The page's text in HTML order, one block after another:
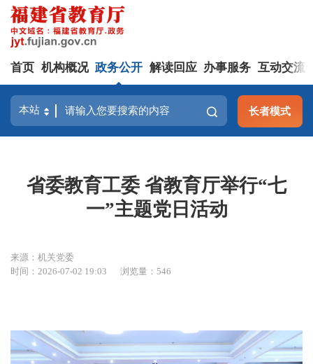
首页 机构概况 政务公开 解读回应 办事服务 互动交流
长者模式
省委教育工委 省教育厅举行“七
一”主题党日活动
来源：机关党委
时间：2026-07-02 19:03
浏览量：546